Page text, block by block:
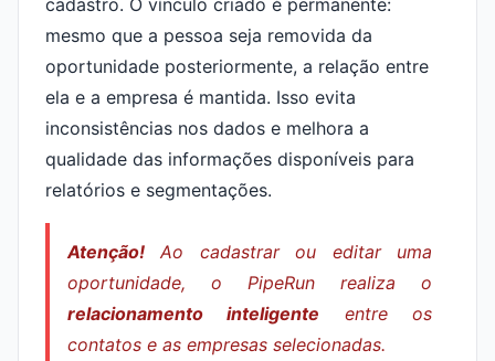
cadastro. O vínculo criado é permanente:
mesmo que a pessoa seja removida da
oportunidade posteriormente, a relação entre
ela e a empresa é mantida. Isso evita
inconsistências nos dados e melhora a
qualidade das informações disponíveis para
relatórios e segmentações.
Atenção! Ao cadastrar ou editar uma
oportunidade, o PipeRun realiza o
relacionamento inteligente entre os
contatos e as empresas selecionadas.